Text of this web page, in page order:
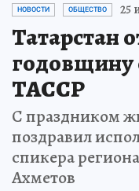
НОВОСТИ ОБЩЕСТВО 25
Татарстан
годовщину
ТАССР
С праздником
поздравил
спикера
Ахметов